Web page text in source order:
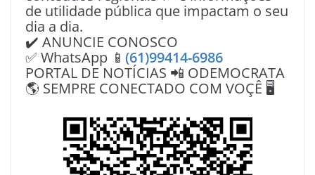
de utilidade pública que impactam o seu
dia a dia.
✔️ ANUNCIE CONOSCO
✅ WhatsApp 📱 (61)99414-6986
PORTAL DE NOTÍCIAS 📲 ODEMOCRATA
🌎 SEMPRE CONECTADO COM VOÇÊ 🖥️